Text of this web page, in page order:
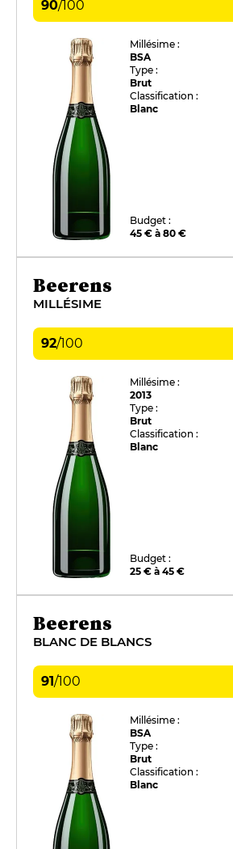
90/100
Millésime :
BSA
Type :
Brut
Classification :
Blanc
Budget :
45 € à 80 €
Beerens
MILLÉSIME
92/100
Millésime :
2013
Type :
Brut
Classification :
Blanc
Budget :
25 € à 45 €
Beerens
BLANC DE BLANCS
91/100
Millésime :
BSA
Type :
Brut
Classification :
Blanc